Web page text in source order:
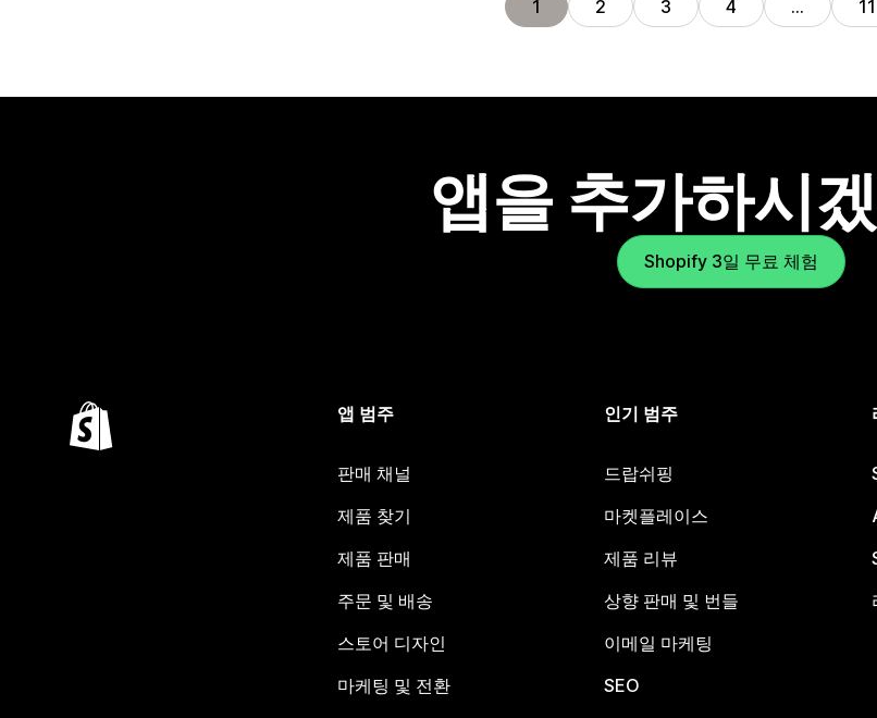
1 2 3 4 … 11
앱을 추가하시
Shopify 3일 무료 체험
앱 범주
판매 채널
제품 찾기
제품 판매
주문 및 배송
스토어 디자인
마케팅 및 전환
인기 범주
드랍쉬핑
마켓플레이스
제품 리뷰
상향 판매 및 번들
이메일 마케팅
SEO